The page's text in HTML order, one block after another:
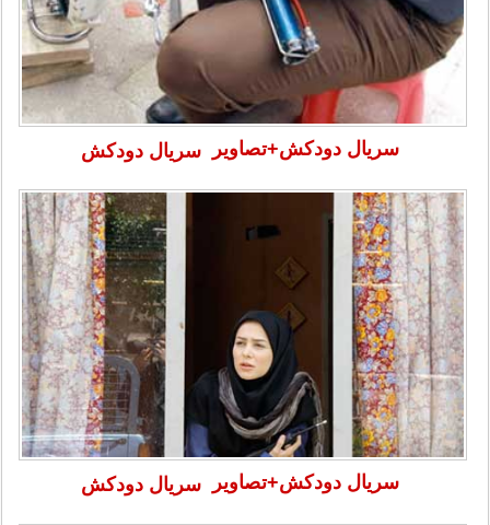
سریال دودکش+تصاویر سریال دودکش
سریال دودکش+تصاویر سریال دودکش